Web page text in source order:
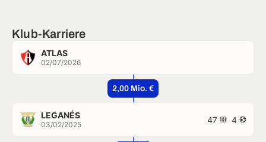
Klub-Karriere
ATLAS
02/07/2026
2,00 Mio. €
LEGANÉS
03/02/2025 47 4